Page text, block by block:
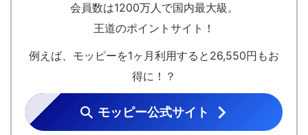
会員数は1200万人で国内最大級。
王道のポイントサイト！
例えば、モッピーを1ヶ月利用すると26,550円もお
得に！？
モッピー公式サイト